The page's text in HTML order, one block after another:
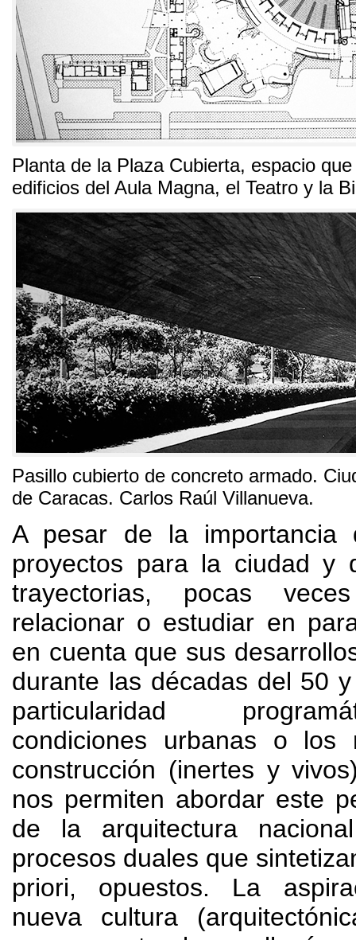
Planta de la Plaza Cubierta, espacio
edificios del Aula Magna, el Teatro y la
Pasillo cubierto de concreto armado.
de Caracas. Carlos Raúl Villanueva.
A pesar de la importancia
proyectos para la ciudad y
trayectorias, pocas
relacionar o estudiar en
en cuenta que sus
durante las décadas del 50
particularidad
condiciones urbanas o los
construcción (inertes y vivos
nos permiten abordar este
de la arquitectura
procesos duales que
priori, opuestos. La
nueva cultura (